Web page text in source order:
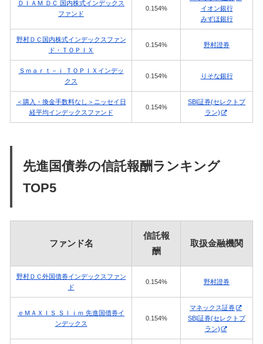
ＤＩＡＭ ＤＣ 国内株式インデックス
ファンド
0.154%
イオン銀行
みずほ銀行
野村ＤＣ国内株式インデックスファン
ド・ＴＯＰＩＸ
0.154% 野村證券
Ｓｍａｒｔ－ｉ ＴＯＰＩＸインデッ
クス
0.154% りそな銀行
＜購入・換金手数料なし＞ニッセイ日
経平均インデックスファンド
0.154%
SBI証券(セレクトプ
ラン)
先進国債券の信託報酬ランキング
TOP5
ファンド名
信託報
酬
取扱金融機関
野村ＤＣ外国債券インデックスファン
ド
0.154% 野村證券
ｅＭＡＸＩＳ Ｓｌｉｍ 先進国債券イ
ンデックス
0.154%
マネックス証券
SBI証券(セレクトプ
ラン)